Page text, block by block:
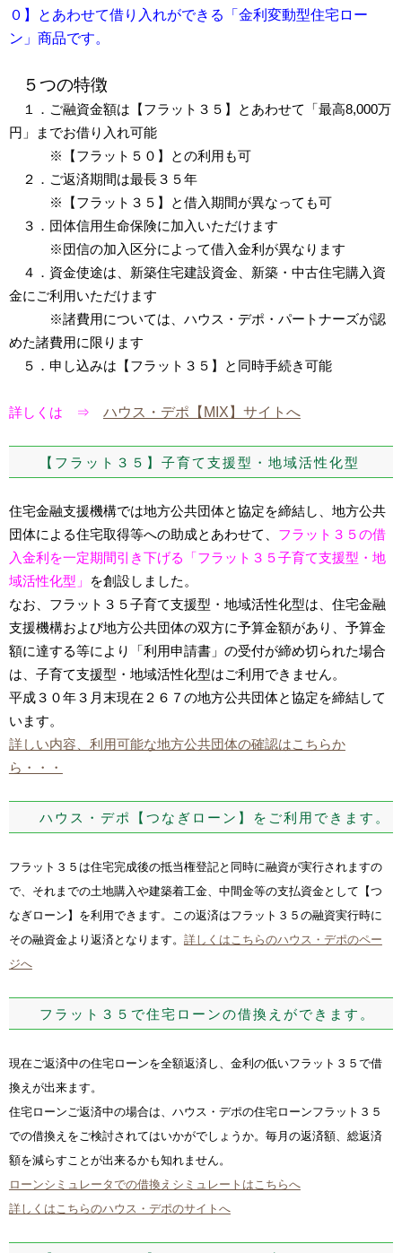
０】とあわせて借り入れができる「金利変動型住宅ロー
ン」商品です。
５つの特徴
１．ご融資金額は【フラット３５】とあわせて「最高8,000万
円」までお借り入れ可能
※【フラット５０】との利用も可
２．ご返済期間は最長３５年
※【フラット３５】と借入期間が異なっても可
３．団体信用生命保険に加入いただけます
※団信の加入区分によって借入金利が異なります
４．資金使途は、新築住宅建設資金、新築・中古住宅購入資
金にご利用いただけます
※諸費用については、ハウス・デポ・パートナーズが認
めた諸費用に限ります
５．申し込みは【フラット３５】と同時手続き可能
詳しくは ⇒ ハウス・デポ【MIX】サイトへ
【フラット３５】子育て支援型・地域活性化型
住宅金融支援機構では地方公共団体と協定を締結し、地方公共
団体による住宅取得等への助成とあわせて、 フラット３５の借
入金利を一定期間引き下げる「フラット３５子育て支援型・地
域活性化型」
を創設しました。
なお、フラット３５子育て支援型・地域活性化型は、住宅金融
支援機構および地方公共団体の双方に予算金額があり、予算金
額に達する等により「利用申請書」の受付が締め切られた場合
は、子育て支援型・地域活性化型はご利用できません。
平成３０年３月末現在２６７の地方公共団体と協定を締結して
います。
詳しい内容、利用可能な地方公共団体の確認はこちらか
ら・・・
ハウス・デポ【つなぎローン】をご利用できます。
フラット３５は住宅完成後の抵当権登記と同時に融資が実行されますの
で、それまでの土地購入や建築着工金、中間金等の支払資金として【つ
なぎローン】を利用できます。この返済はフラット３５の融資実行時に
その融資金より返済となります。 詳しくはこちらのハウス・デポのペー
ジへ
フラット３５で住宅ローンの借換えができます。
現在ご返済中の住宅ローンを全額返済し、金利の低いフラット３５で借
換えが出来ます。
住宅ローンご返済中の場合は、ハウス・デポの住宅ローンフラット３５
での借換えをご検討されてはいかがでしょうか。毎月の返済額、総返済
額を減らすことが出来るかも知れません。
ローンシミュレータでの借換えシミュレートはこちらへ
詳しくはこちらのハウス・デポのサイトへ